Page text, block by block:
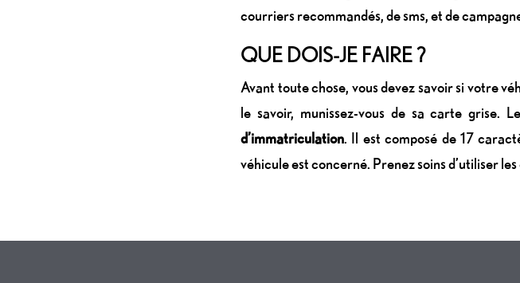
courriers recommandés, de sms, et de
QUE DOIS-JE FAIRE ?
Avant toute chose, vous devez savoir si votre
le savoir, munissez-vous de sa carte grise.
d’immatriculation. Il est composé de 17
véhicule est concerné. Prenez soins d’utiliser